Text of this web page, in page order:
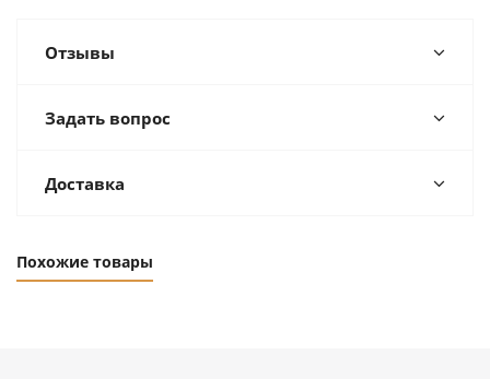
Отзывы
Задать вопрос
Доставка
Похожие товары